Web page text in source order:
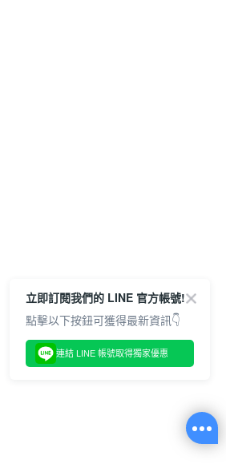
立即訂閱我們的 LINE 官方帳號!
點擊以下按鈕可獲得最新資訊👇
連結 LINE 帳號取得獨家優惠